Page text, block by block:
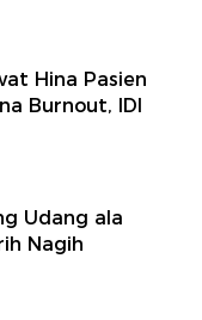
Hina Pasien
Burnout, IDI
Udang ala
Nagih